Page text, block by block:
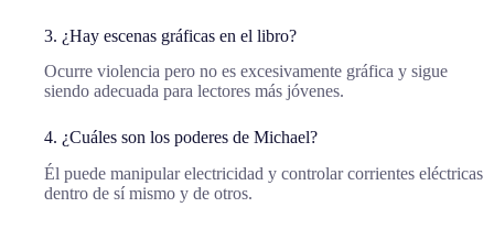
3. ¿Hay escenas gráficas en el libro?
Ocurre violencia pero no es excesivamente gráfica y sigue
siendo adecuada para lectores más jóvenes.
4. ¿Cuáles son los poderes de Michael?
Él puede manipular electricidad y controlar corrientes eléctricas
dentro de sí mismo y de otros.